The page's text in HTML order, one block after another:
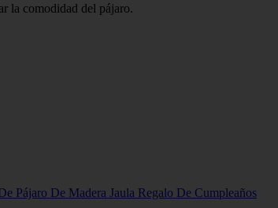
la comodidad del pájaro.
Pájaro De Madera Jaula Regalo De Cumpleaños